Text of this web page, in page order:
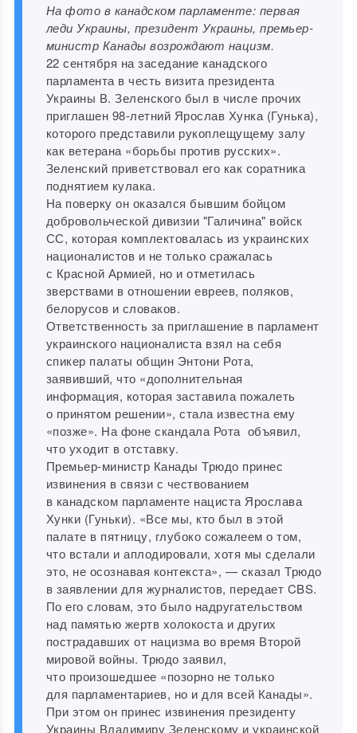
На фото в канадском парламенте: первая
леди Украины, президент Украины, премьер-
министр Канады возрождают нацизм.
22 сентября на заседание канадского
парламента в честь визита президента
Украины В. Зеленского был в числе прочих
приглашен 98-летний Ярослав Хунка (Гунька),
которого представили рукоплещущему залу
как ветерана «борьбы против русских».
Зеленский приветствовал его как соратника
поднятием кулака.
На поверку он оказался бывшим бойцом
добровольческой дивизии "Галичина" войск
СС, которая комплектовалась из украинских
националистов и не только сражалась
с Красной Армией, но и отметилась
зверствами в отношении евреев, поляков,
белорусов и словаков.
Ответственность за приглашение в парламент
украинского националиста взял на себя
спикер палаты общин Энтони Рота,
заявивший, что «дополнительная
информация, которая заставила пожалеть
о принятом решении», стала известна ему
«позже». На фоне скандала Рота объявил,
что уходит в отставку.
Премьер-министр Канады Трюдо принес
извинения в связи с чествованием
в канадском парламенте нациста Ярослава
Хунки (Гуньки). «Все мы, кто был в этой
палате в пятницу, глубоко сожалеем о том,
что встали и аплодировали, хотя мы сделали
это, не осознавая контекста», — сказал Трюдо
в заявлении для журналистов, передает CBS.
По его словам, это было надругательством
над памятью жертв холокоста и других
пострадавших от нацизма во время Второй
мировой войны. Трюдо заявил,
что произошедшее «позорно не только
для парламентариев, но и для всей Канады».
При этом он принес извинения президенту
Украины Владимиру Зеленскому и украинской